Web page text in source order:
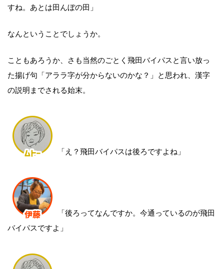
すね。あとは田んぼの田」
なんということでしょうか。
こともあろうか、さも当然のごとく飛田バイパスと言い放っ
た揚げ句「アララ字が分からないのかな？」と思われ、漢字
の説明までされる始末。
「え？飛田バイパスは後ろですよね」
「後ろってなんですか。今通っているのが飛田
バイパスですよ」